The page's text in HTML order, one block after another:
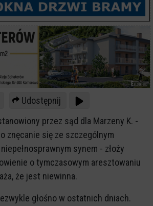
Udostępnij
przez sąd dla Marzeny K. -
znęcanie się ze szczególnym
synem - złoży
o tymczasowym aresztowaniu
że jest niewinna.
głośno w ostatnich dniach.